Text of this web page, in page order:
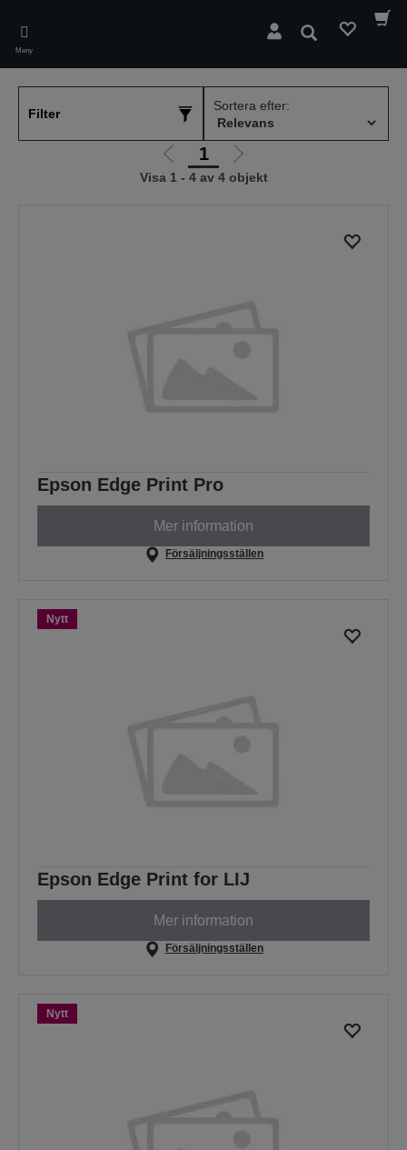
main
content
Meny
Sök
Filter
Sortera efter:
Gå
till
1
Gå
till
Visa 1 - 4 av 4 objekt
Epson Edge Print Pro
Mer information
Försäljningsställen
Nytt
Epson Edge Print for LIJ
Mer information
Försäljningsställen
Nytt